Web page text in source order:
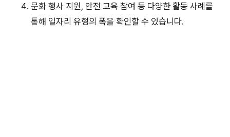
문화 행사 지원, 안전 교육 참여 등 다양한 활동 사례를
통해 일자리 유형의 폭을 확인할 수 있습니다.